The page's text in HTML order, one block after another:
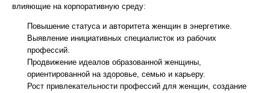
влияющие на корпоративную среду:
Повышение статуса и авторитета женщин в энергетике.
Выявление инициативных специалисток из рабочих
профессий.
Продвижение идеалов образованной женщины,
ориентированной на здоровье, семью и карьеру.
Рост привлекательности профессий для женщин, создание